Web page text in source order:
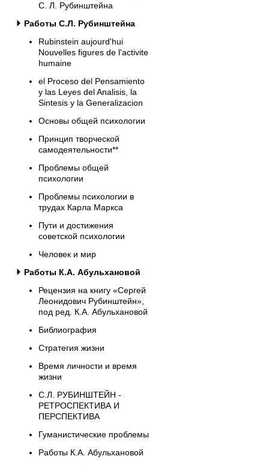
С. Л. Рубинштейна
Работы С.Л. Рубинштейна
Rubinstein aujourd'hui
Nouvelles figures de l'activite
humaine
el Proceso del Pensamiento
y las Leyes del Analisis, la
Sintesis y la Generalizacion
Основы общей психологии
Принцип творческой
самодеятельности**
Проблемы общей
психологии
Проблемы психологии в
трудах Карла Маркса
Пути и достижения
советской психологии
Человек и мир
Работы К.А. Абульхановой
Рецензия на книгу «Сергей
Леонидович Рубинштейн»,
под ред. К.А. Абульхановой
Библиография
Стратегия жизни
Время личности и время
жизни
С.Л. РУБИНШТЕЙН -
РЕТРОСПЕКТИВА И
ПЕРСПЕКТИВА
Гуманистические проблемы
Работы К.А. Абульхановой